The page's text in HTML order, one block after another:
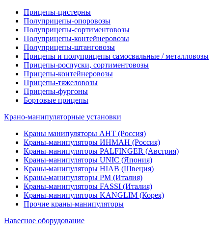
Прицепы-цистерны
Полуприцепы-опоровозы
Полуприцепы-сортиментовозы
Полуприцепы-контейнеровозы
Полуприцепы-штанговозы
Прицепы и полуприцепы самосвальные / металловозы
Прицепы-роспуски, сортиментовозы
Прицепы-контейнеровозы
Прицепы-тяжеловозы
Прицепы-фургоны
Бортовые прицепы
Крано-манипуляторные установки
Краны манипуляторы АНТ (Россия)
Краны-манипуляторы ИНМАН (Россия)
Краны-манипуляторы PALFINGER (Австрия)
Краны-манипуляторы UNIC (Япония)
Краны-манипуляторы HIAB (Швеция)
Краны-манипуляторы PM (Италия)
Краны-манипуляторы FASSI (Италия)
Краны-манипуляторы KANGLIM (Корея)
Прочие краны-манипуляторы
Навесное оборудование